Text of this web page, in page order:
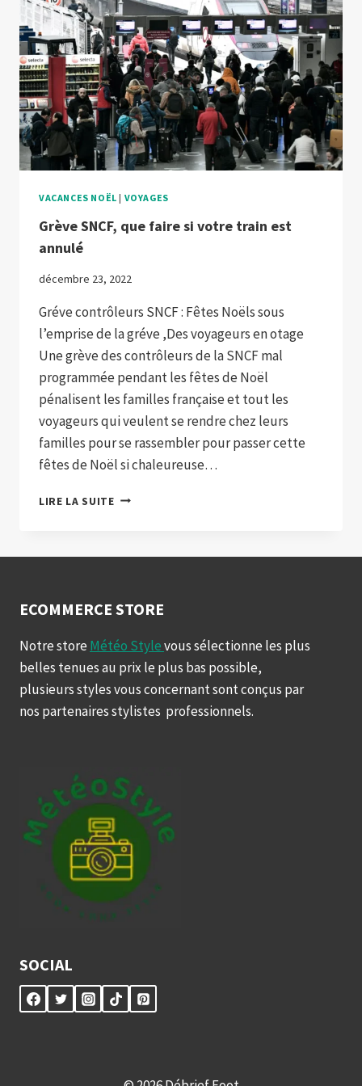
VACANCES NOËL | VOYAGES
Grève SNCF, que faire si votre train est
annulé
décembre 23, 2022
Gréve contrôleurs SNCF : Fêtes Noëls sous
l’emprise de la gréve ,Des voyageurs en otage
Une grève des contrôleurs de la SNCF mal
programmée pendant les fêtes de Noël
pénalisent les familles française et tout les
voyageurs qui veulent se rendre chez leurs
familles pour se rassembler pour passer cette
fêtes de Noël si chaleureuse…
LIRE LA SUITEGRÈVE
EST
ECOMMERCE STORE
Notre store Météo Stylevous sélectionne les plus
belles tenues au prix le plus bas possible,
plusieurs styles vous concernant sont conçus par
nos partenaires stylistes professionnels.
SOCIAL